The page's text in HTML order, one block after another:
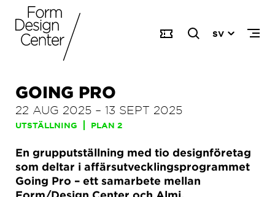
SV
GOING PRO
22 AUG 2025 – 13 SEPT 2025
UTSTÄLLNING PLAN 2
En grupputställning med tio designföretag
som deltar i affärsutvecklingsprogrammet
Going Pro – ett samarbete mellan